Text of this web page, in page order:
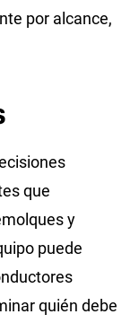
por alcance,
que
y
puede
quién debe